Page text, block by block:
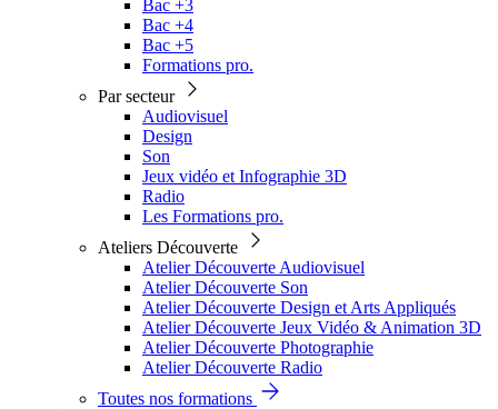
Bac +3
Bac +4
Bac +5
Formations pro.
Par secteur
Audiovisuel
Design
Son
Jeux vidéo et Infographie 3D
Radio
Les Formations pro.
Ateliers Découverte
Atelier Découverte Audiovisuel
Atelier Découverte Son
Atelier Découverte Design et Arts Appliqués
Atelier Découverte Jeux Vidéo & Animation 3D
Atelier Découverte Photographie
Atelier Découverte Radio
Toutes nos formations